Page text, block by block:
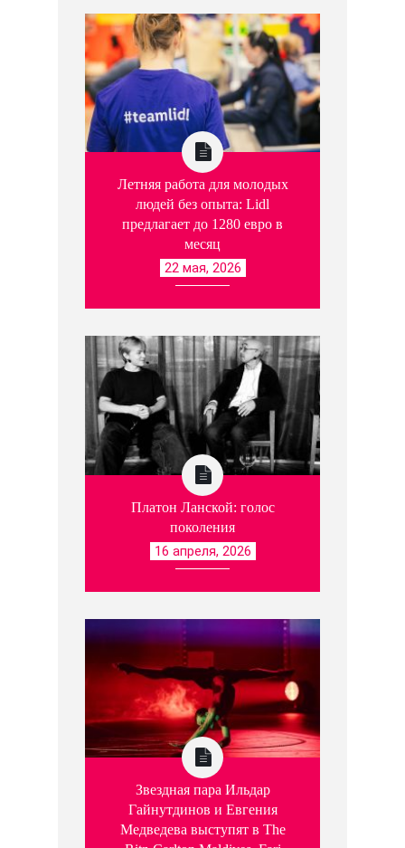
Летняя работа для молодых
людей без опыта: Lidl
предлагает до 1280 евро в
месяц
22 мая, 2026
Платон Ланской: голос
поколения
16 апреля, 2026
Звездная пара Ильдар
Гайнутдинов и Евгения
Медведева выступят в The